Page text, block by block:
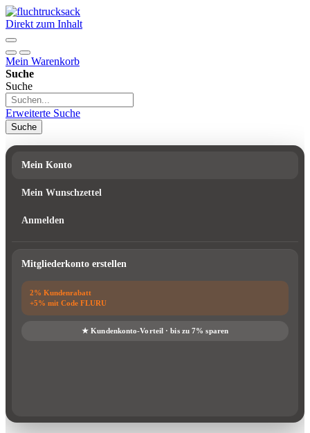
Direkt zum Inhalt
Mein Warenkorb
Suche
Suche
Erweiterte Suche
Suche
Mein Konto
Mein Wunschzettel
Anmelden
Mitgliederkonto erstellen